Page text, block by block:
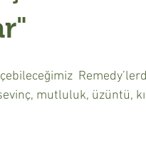
mutluluk, üzüntü,